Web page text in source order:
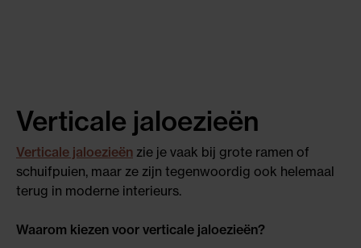
Verticale jaloezieën
Verticale jaloezieën zie je vaak bij grote ramen of
schuifpuien, maar ze zijn tegenwoordig ook helemaal
terug in moderne interieurs.
Waarom kiezen voor verticale jaloezieën?